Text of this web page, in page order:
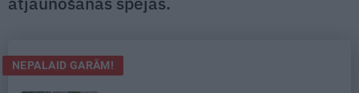
NEPALAID GARĀM!